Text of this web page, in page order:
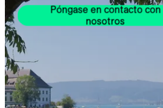
Póngase en contacto con
nosotros